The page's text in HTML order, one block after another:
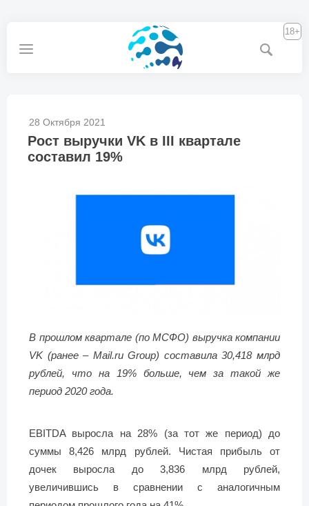
18+
28 Октября 2021
Рост выручки VK в III квартале
составил 19%
В прошлом квартале (по МСФО) выручка компании
VK (ранее – Mail.ru Group) составила 30,418 млрд
рублей, что на 19% больше, чем за такой же
период 2020 года.
EBITDA выросла на 28% (за тот же период) до
суммы 8,426 млрд рублей. Чистая прибыль от
дочек выросла до 3,836 млрд рублей,
увеличившись в сравнении с аналогичным